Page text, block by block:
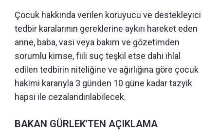
Çocuk hakkında verilen koruyucu ve destekleyici
tedbir karalarının gereklerine aykırı hareket eden
anne, baba, vasi veya bakım ve gözetimden
sorumlu kimse, fiili suç teşkil etse dahi ihlal
edilen tedbirin niteliğine ve ağırlığına göre çocuk
hakimi kararıyla 3 günden 10 güne kadar tazyik
hapsi ile cezalandırılabilecek.
BAKAN GÜRLEK'TEN AÇIKLAMA